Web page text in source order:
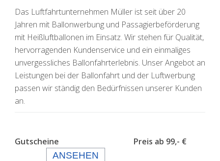
Das Luftfahrtunternehmen Müller ist seit über 20
Jahren mit Ballonwerbung und Passagierbeförderung
mit Heißluftballonen im Einsatz. Wir stehen für Qualität,
hervorragenden Kundenservice und ein einmaliges
unvergessliches Ballonfahrterlebnis. Unser Angebot an
Leistungen bei der Ballonfahrt und der Luftwerbung
passen wir ständig den Bedürfnissen unserer Kunden
an.
Gutscheine Preis ab 99,- €
ANSEHEN